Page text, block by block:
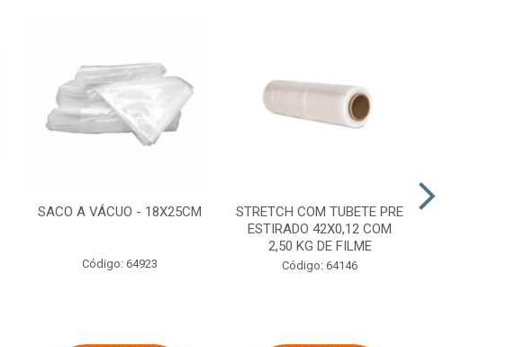
SACO A VÁCUO - 18X25CM
Código: 64923
STRETCH COM TUBETE PRE
ESTIRADO 42X0,12 COM
2,50 KG DE FILME
Código: 64146